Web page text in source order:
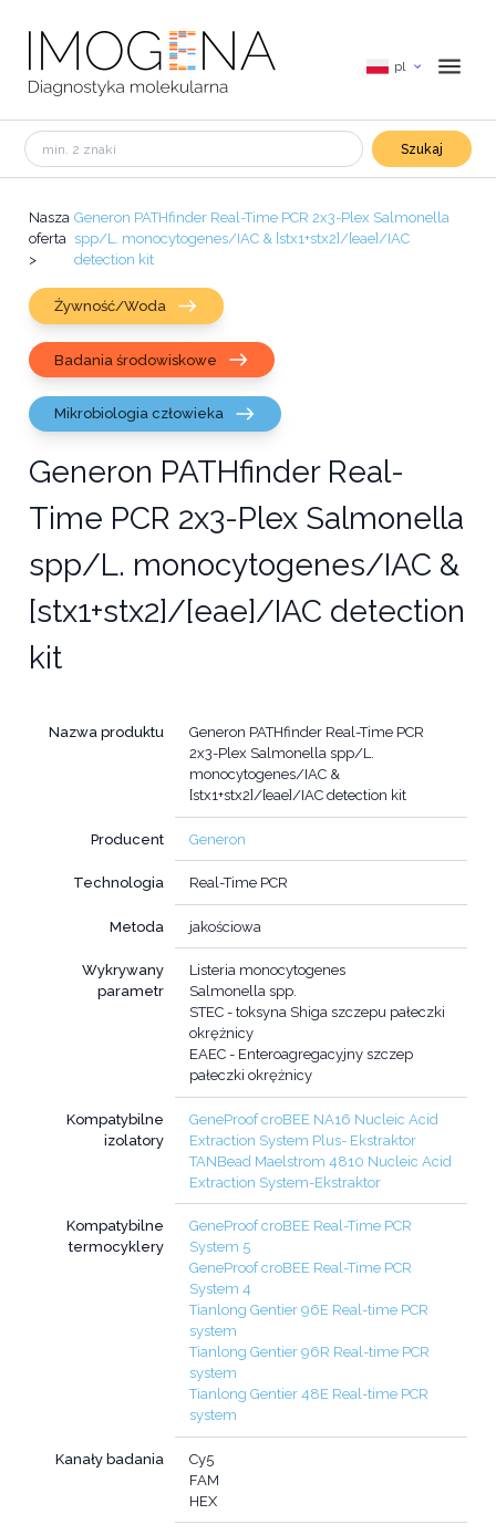
pl
Szukaj
Nasza
oferta
>
Generon PATHfinder Real-Time PCR 2x3-Plex Salmonella
spp/L. monocytogenes/IAC & [stx1+stx2]/[eae]/IAC
detection kit
Żywność/Woda
Badania środowiskowe
Mikrobiologia człowieka
Generon PATHfinder Real-
Time PCR 2x3-Plex Salmonella
spp/L. monocytogenes/IAC &
[stx1+stx2]/[eae]/IAC detection
kit
Nazwa produktu
Generon PATHfinder Real-Time PCR
2x3-Plex Salmonella spp/L.
monocytogenes/IAC &
[stx1+stx2]/[eae]/IAC detection kit
Producent Generon
Technologia Real-Time PCR
Metoda jakościowa
Wykrywany
parametr
Listeria monocytogenes
Salmonella spp.
STEC - toksyna Shiga szczepu pałeczki
okrężnicy
EAEC - Enteroagregacyjny szczep
pałeczki okrężnicy
Kompatybilne
izolatory
GeneProof croBEE NA16 Nucleic Acid
Extraction System Plus- Ekstraktor
TANBead Maelstrom 4810 Nucleic Acid
Extraction System-Ekstraktor
Kompatybilne
termocyklery
GeneProof croBEE Real-Time PCR
System 5
GeneProof croBEE Real-Time PCR
System 4
Tianlong Gentier 96E Real-time PCR
system
Tianlong Gentier 96R Real-time PCR
system
Tianlong Gentier 48E Real-time PCR
system
Kanały badania
Cy5
FAM
HEX